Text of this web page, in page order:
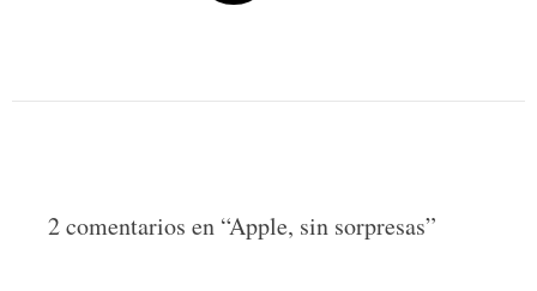
2 comentarios en “Apple, sin sorpresas”